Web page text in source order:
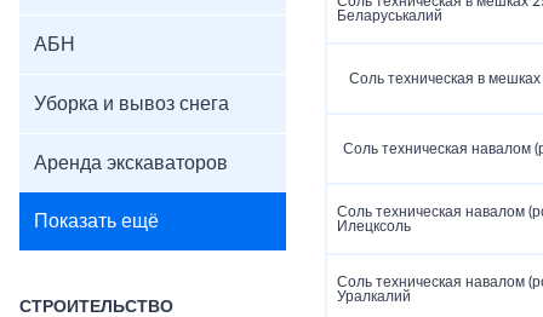
АБН
Уборка и вывоз снега
Аренда экскаваторов
Показать ещё
СТРОИТЕЛЬСТВО
Беларуськалий
Соль техническая в мешках
Соль техническая навалом
Соль техническая навалом
Илецксоль
Соль техническая навалом
Уралкалий